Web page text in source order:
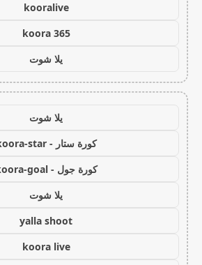
kooralive
koora 365
يلا شوت
يلا شوت
كورة ستار - koora-star
كورة جول - koora-goal
يلا شوت
yalla shoot
koora live